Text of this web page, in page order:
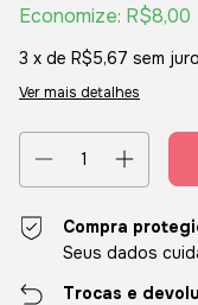
Economize: R$8,00
3 x de R$5,67 sem
Ver mais detalhes
Compra
Seus dados
Trocas e